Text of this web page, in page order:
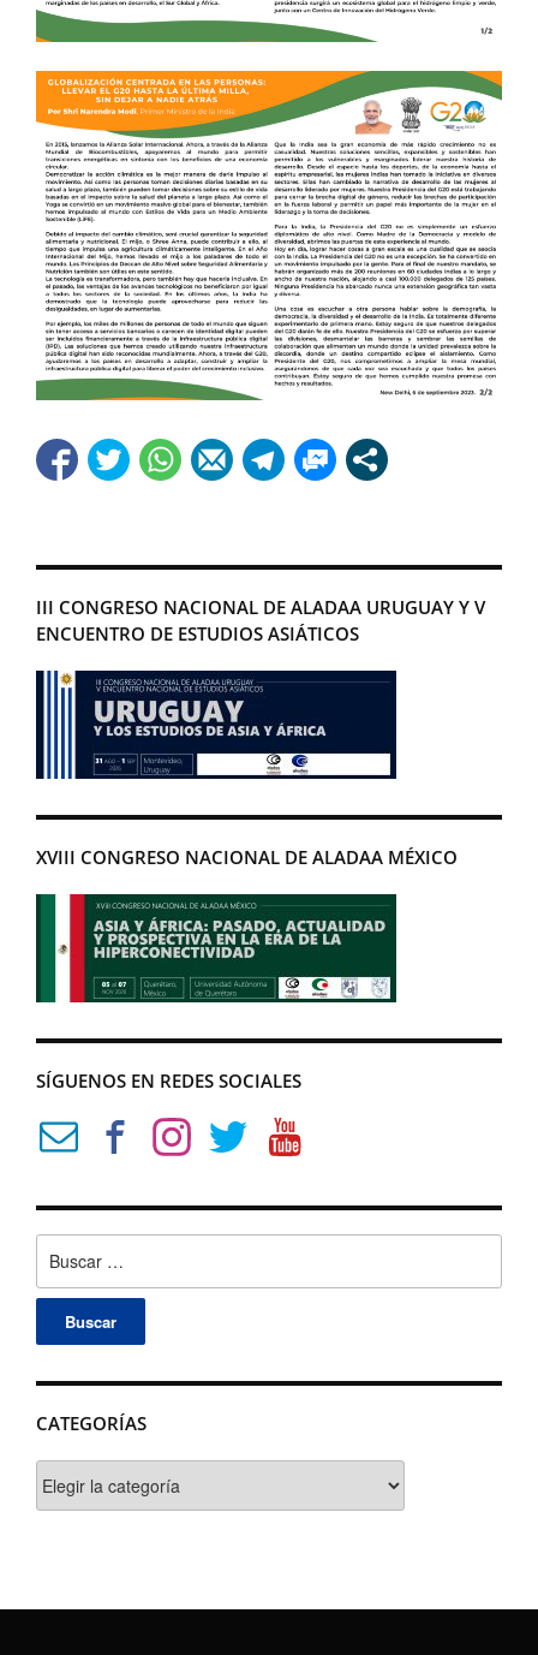
III CONGRESO NACIONAL DE ALADAA URUGUAY Y V
ENCUENTRO DE ESTUDIOS ASIÁTICOS
XVIII CONGRESO NACIONAL DE ALADAA MÉXICO
SÍGUENOS EN REDES SOCIALES
CATEGORÍAS